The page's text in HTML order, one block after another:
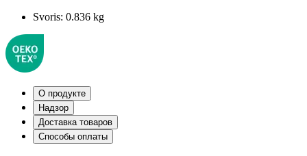
Svoris: 0.836 kg
О продукте
Надзор
Доставка товаров
Способы оплаты